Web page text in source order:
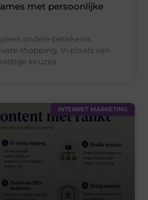
met persoonlijke
andere betekenis
shopping. In plaats van
keuzes
INTERNET MARKETING